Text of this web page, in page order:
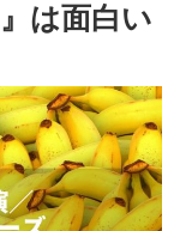
は面白い